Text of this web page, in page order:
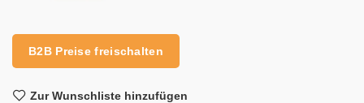
B2B Preise freischalten
Zur Wunschliste hinzufügen